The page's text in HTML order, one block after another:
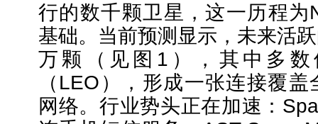
行的数千颗卫星，这一历程为
基础。当前预测显示，未来活
万颗（见图1），其中多
（LEO），形成一张连接覆
网络。行业势头正在加速：